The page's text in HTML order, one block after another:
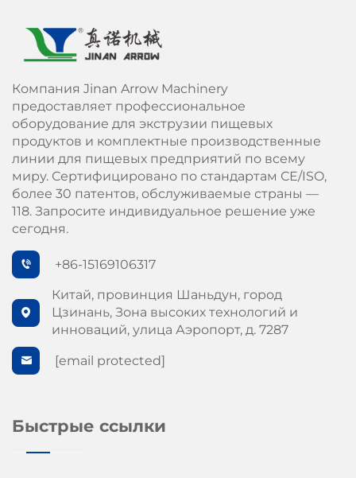
Компания Jinan Arrow Machinery
предоставляет профессиональное
оборудование для экструзии пищевых
продуктов и комплектные производственные
линии для пищевых предприятий по всему
миру. Сертифицировано по стандартам СЕ/ISO,
более 30 патентов, обслуживаемые страны —
118. Запросите индивидуальное решение уже
сегодня.
+86-15169106317
Китай, провинция Шаньдун, город
Цзинань, Зона высоких технологий и
инноваций, улица Аэропорт, д. 7287
[email protected]
Быстрые ссылки